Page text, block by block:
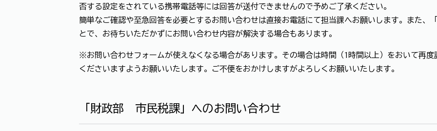
否する設定をされている携帯電話等には回答が送付できませんので予めご了承ください。
簡単なご確認や至急回答を必要とするお問い合わせは直接お電話にて担当課へお願いします。また、
とで、お待ちいただかずにお問い合わせ内容が解決する場合もあります。
※お問い合わせフォームが使えなくなる場合があります。その場合は時間（1時間以上）をおいて再
くださいますようお願いいたします。ご不便をおかけしますがよろしくお願いいたします。
「財政部 市民税課」へのお問い合わせ